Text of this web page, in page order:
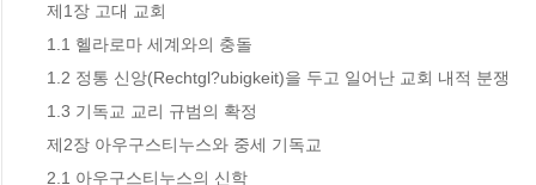
제1장 고대 교회
1.1 헬라로마 세계와의 충돌
1.2 정통 신앙(Rechtgl?ubigkeit)을 두고 일어난 교회 내적 분쟁
1.3 기독교 교리 규범의 확정
제2장 아우구스티누스와 중세 기독교
2.1 아우구스티누스의 신학